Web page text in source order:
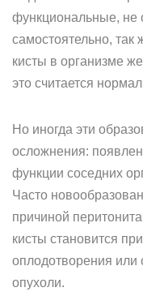
функциональные, не
самостоятельно,
кисты в организме
это считается
Но иногда эти
осложнения:
функции соседних
Часто
причиной
кисты становится
оплодотворения или
опухоли.